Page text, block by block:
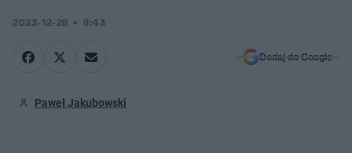
2023-12-28 8:43
Dodaj do Google
Paweł Jakubowski